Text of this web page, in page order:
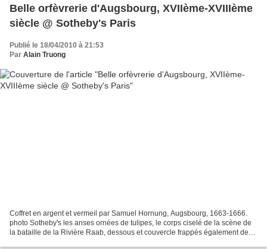
Belle orfèvrerie d'Augsbourg, XVIIème-XVIIIème
siècle @ Sotheby's Paris
Publié le 18/04/2010 à 21:53
Par Alain Truong
Coffret en argent et vermeil par Samuel Hornung, Augsbourg, 1663-1666.
photo Sotheby's les anses ornées de tulipes, le corps ciselé de la scène de
la bataille de la Rivière Raab, dessous et couvercle frappés également des